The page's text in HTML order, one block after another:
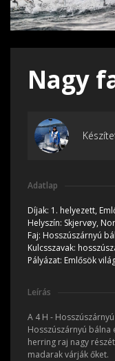
Nagy
Adatlap
Díjak: 1. helyezett,
Helyszín: Skjervøy,
Faj: Hosszúszárnyú
Kulcsszavak:
Pályázat: Emlősök
Leírás
A 4 H -
Hosszúszárnyú
herring raj nagy
madarak várják őket.